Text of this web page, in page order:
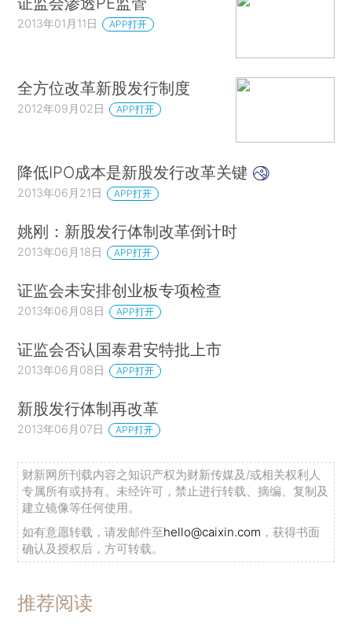
2013年01月11日 APP打开
全方位改革新股发行制度
2012年09月02日 APP打开
降低IPO成本是新股发行改革关键
2013年06月21日 APP打开
姚刚：新股发行体制改革倒计时
2013年06月18日 APP打开
证监会未安排创业板专项检查
2013年06月08日 APP打开
证监会否认国泰君安特批上市
2013年06月08日 APP打开
新股发行体制再改革
2013年06月07日 APP打开
财新网所刊载内容之知识产权为财新传媒及/或相关权利人
专属所有或持有。未经许可，禁止进行转载、摘编、复制及
建立镜像等任何使用。
如有意愿转载，请发邮件至hello@caixin.com ，获得书面
确认及授权后，方可转载。
推荐阅读